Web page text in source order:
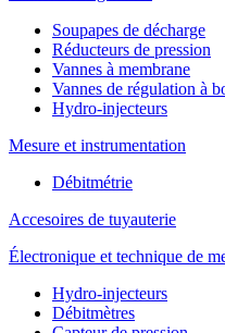
Soupapes de décharge
Réducteurs de pression
Vannes à membrane
Vannes de régulation à
Hydro-injecteurs
Mesure et instrumentation
Débitmétrie
Accesoires de tuyauterie
Électronique et technique de
Hydro-injecteurs
Débitmètres